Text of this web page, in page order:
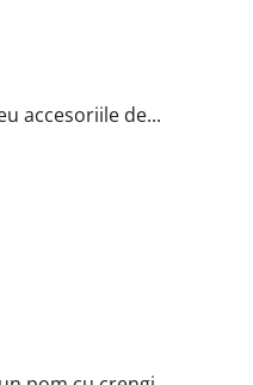
accesoriile de...